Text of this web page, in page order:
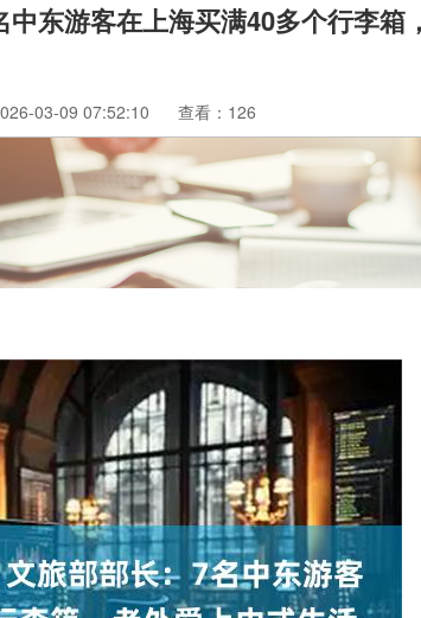
东游客在上海买满40多个行李箱
03-09 07:52:10 查看：126